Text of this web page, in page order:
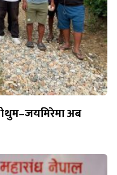
अब